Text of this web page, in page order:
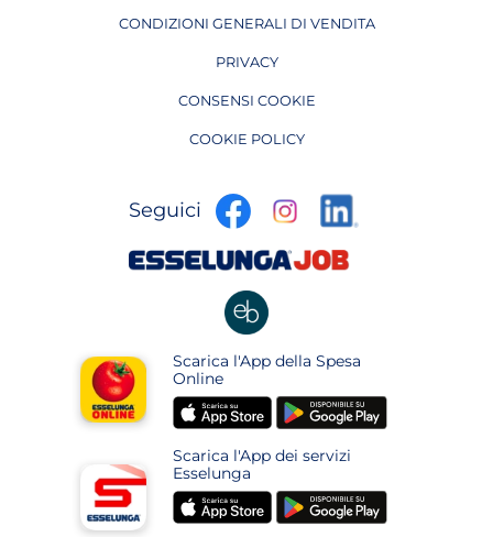
CONDIZIONI GENERALI DI VENDITA
PRIVACY
CONSENSI COOKIE
COOKIE POLICY
Seguici
apre
una
pagina
apre
una
in
pagina
in
una
nuova
pagina
Scarica l'App della Spesa
Online
apre
in
una
nuova
pagina
apre
in
una
nuova
pagina
Scarica l'App dei servizi
Esselunga
apre
in
apre
in